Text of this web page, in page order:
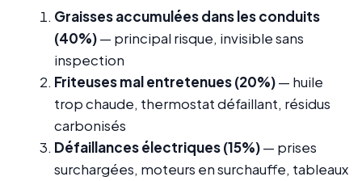
Graisses accumulées dans les conduits
(40%)— principal risque, invisible sans
inspection
Friteuses mal entretenues (20%)— huile
trop chaude, thermostat défaillant, résidus
carbonisés
Défaillances électriques (15%)— prises
surchargées, moteurs en surchauffe, tableaux